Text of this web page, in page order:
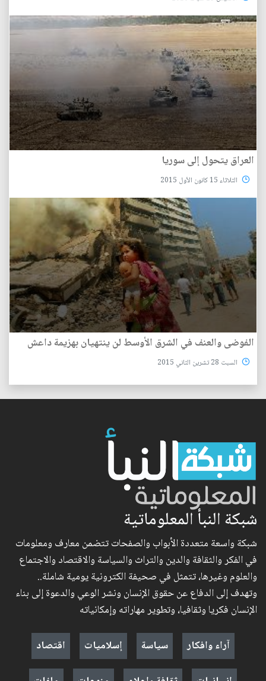
العراق يتحول إلى سوريا
الثلاثاء 15 كانون الأول 2015
الفوضى والعنف في الشرق الأوسط لن ينتهيان بهزيمة داعش
السبت 28 تشرين الثاني 2015
شبكة النبأ المعلوماتية
شبكة واسعة متعددة الأبواب والصفحات تتضمن معارف ومعلومات
في الفكر والثقافة والدين والتراث والسياسة والاقتصاد والاجتماع
والعلوم وغيرها، تتمثل في صحيفة الكترونية يومية شاملة..
وتهدف إلى الدفاع عن حقوق الإنسان ونشر الوعي والدعوة إلى بناء
الإنسان فكريا وثقافيا، وتطوير مهاراته وإمكانياته
آراء وافكار
سياسة إسلاميات
اقتصاد